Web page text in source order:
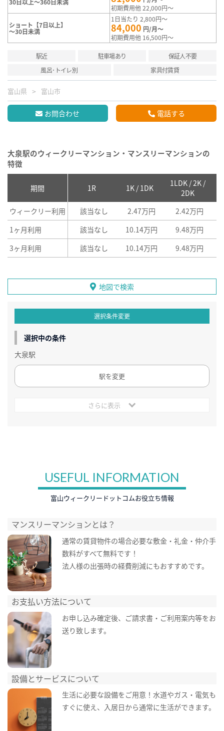
30日以上～360日未満
初期費用他 22,000円～
ショート【7日以上】
～30日未満
1日当たり 2,800円～
84,000 円/月～
初期費用他 16,500円～
駅近 駐車場あり
保証人不要
風呂･トイレ別
家具付賃貸
富山県 富山市
お問合わせ 電話する
大泉駅のウィークリーマンション・マンスリーマンションの
特徴
期間 1R 1K / 1DK
1LDK / 2K /
2DK
ウィークリー利用 該当なし 2.47万円 2.42万円
1ヶ月利用
該当なし 10.14万円 9.48万円
3ヶ月利用
該当なし 10.14万円 9.48万円
地図で検索
選択条件変更
選択中の条件
大泉駅
駅を変更
さらに表示
USEFUL INFORMATION
富山ウィークリードットコムお役立ち情報
マンスリーマンションとは？
通常の賃貸物件の場合必要な敷金・礼金・仲介手
数料がすべて無料です！
法人様の出張時の経費削減にもおすすめです。
お支払い方法について
お申し込み確定後、ご請求書・ご利用案内等をお
送り致します。
設備とサービスについて
生活に必要な設備をご用意！水道やガス・電気も
すぐに使え、入居日から通常に生活ができます。